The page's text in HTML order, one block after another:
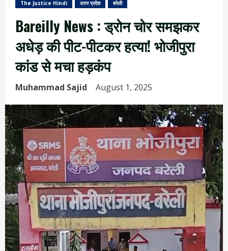
The Justice Hindi उत्तर प्रदेश बरेली
Bareilly News : ड्रोन चोर समझकर
अधेड़ की पीट-पीटकर हत्या! भोजीपुरा
कांड से मचा हड़कंप
Muhammad Sajid August 1, 2025